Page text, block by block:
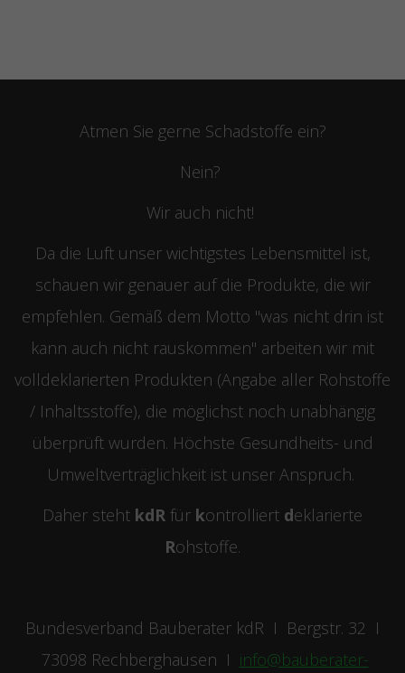
Atmen Sie gerne Schadstoffe ein?
Nein?
Wir auch nicht!
Da die Luft unser wichtigstes Lebensmittel ist,
schauen wir genauer auf die Produkte, die wir
empfehlen. Gemäß dem Motto "was nicht drin ist
kann auch nicht rauskommen" arbeiten wir mit
volldeklarierten Produkten (Angabe aller Rohstoffe
/ Inhaltsstoffe), die möglichst noch unabhängig
überprüft wurden. Höchste Gesundheits- und
Umweltverträglichkeit ist unser Anspruch.
Daher steht kdR für kontrolliert deklarierte
Rohstoffe.
Bundesverband Bauberater kdR I Bergstr. 32 I
73098 Rechberghausen I info@bauberater-